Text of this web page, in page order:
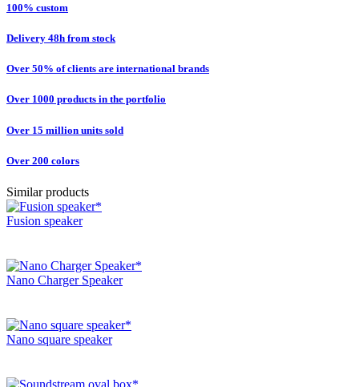
100% custom
Delivery 48h from stock
Over 50% of clients are international brands
Over 1000 products in the portfolio
Over 15 million units sold
Over 200 colors
Similar products
Fusion speaker
Nano Charger Speaker
Nano square speaker